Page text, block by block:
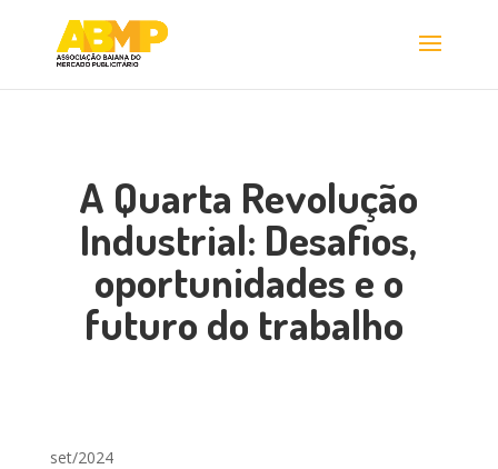
A Quarta Revolução
Industrial: Desafios,
oportunidades e o
futuro do trabalho
set/2024